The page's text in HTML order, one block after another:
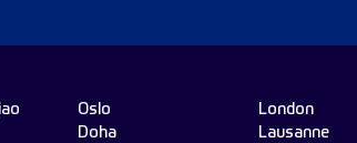
Oslo
Doha
London
Lausanne